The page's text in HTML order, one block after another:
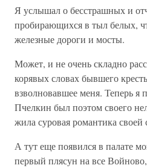
Я услышал о бесстрашных и
пробирающихся в тыл белых,
железные дороги и мосты.
Может, и не очень складно
корявых словах бывшего
взволновавшее меня. Теперь
Пчелкин был поэтом своего
жила суровая романтика своей
А тут еще появился в палате
первый плясун на все